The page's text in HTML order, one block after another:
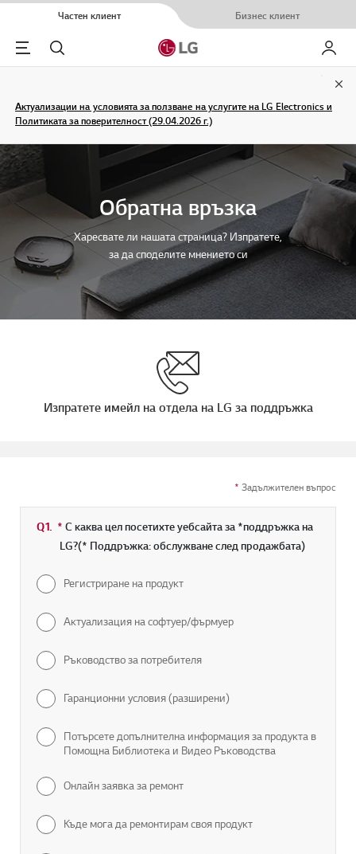
Частен клиент Бизнес клиент
Menu
Търсене Моят
Актуализации на условията за ползване на услугите на LG Electronics и
Политиката за поверителност (29.04.2026 г.)
Обратна връзка
Харесвате ли нашата страница? Изпратете,
за да споделите мнението си
Изпратете имейл на отдела на LG за поддръжка
* Задължителен въпрос
Q1. * Задължително поле
С каква цел посетихте уебсайта за *поддръжка на
LG?(* Поддръжка: обслужване след продажбата)
Регистриране на продукт
Актуализация на софтуер/фърмуер
Ръководство за потребителя
Гаранционни условия (разширени)
Потърсете допълнителна информация за продукта в
Помощна Библиотека и Видео Ръководства
Онлайн заявка за ремонт
Къде мога да ремонтирам своя продукт